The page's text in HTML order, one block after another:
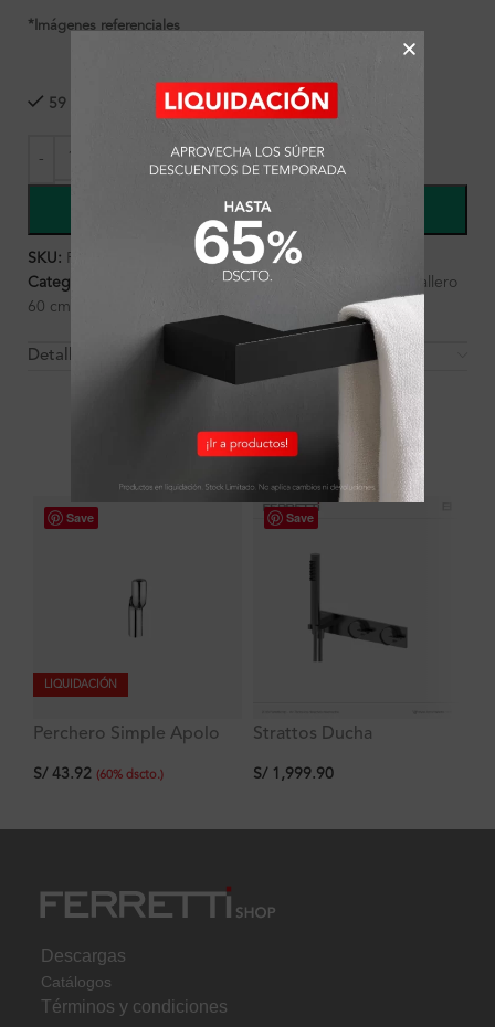
*Imágenes referenciales
59 disponibles
COMPRAR
SKU: FA1138
Categorías:
Ambientes
Toallero
60 cm
Detalles y Material
OTROS PRODUCTOS QUE PUEDEN
INTERESARTE
Save
LIQUIDACIÓN
Perchero Simple Apolo
S/ 43.92 (60% dscto.)
Save
Strattos Ducha
desviador y Ducha de
S/1,999.90
Descargas
Catálogos
Términos y condiciones